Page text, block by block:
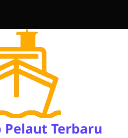
Pelaut Terbaru